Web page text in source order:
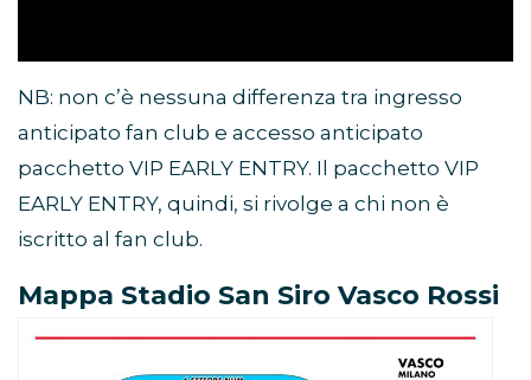
NB: non c’è nessuna differenza tra ingresso
anticipato fan club e accesso anticipato
pacchetto VIP EARLY ENTRY. Il pacchetto VIP
EARLY ENTRY, quindi, si rivolge a chi non è
iscritto al fan club.
Mappa Stadio San Siro Vasco Rossi